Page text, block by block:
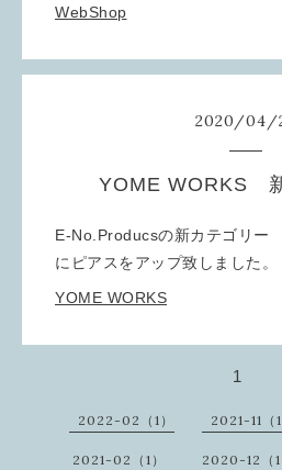
WebShop
2020/04/
YOME WORKS
E-No.Producsの新カテゴリ
にピアスをアップ致しました。
YOME WORKS
1
2022-02（1） 2021-11（1
2021-02（1） 2020-12（1